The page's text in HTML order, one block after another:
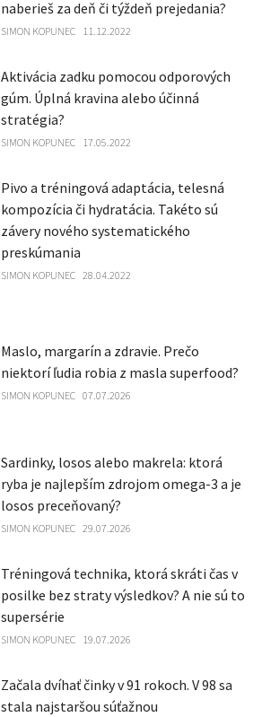
naberieš za deň či týždeň prejedania?
SIMON KOPUNEC 11.12.2022
Aktivácia zadku pomocou odporových
gúm. Úplná kravina alebo účinná
stratégia?
SIMON KOPUNEC 17.05.2022
Pivo a tréningová adaptácia, telesná
kompozícia či hydratácia. Takéto sú
závery nového systematického
preskúmania
SIMON KOPUNEC 28.04.2022
Maslo, margarín a zdravie. Prečo
niektorí ľudia robia z masla superfood?
SIMON KOPUNEC 07.07.2026
Sardinky, losos alebo makrela: ktorá
ryba je najlepším zdrojom omega-3 a je
losos preceňovaný?
SIMON KOPUNEC 29.07.2026
Tréningová technika, ktorá skráti čas v
posilke bez straty výsledkov? A nie sú to
supersérie
SIMON KOPUNEC 19.07.2026
Začala dvíhať činky v 91 rokoch. V 98 sa
stala najstaršou súťažnou